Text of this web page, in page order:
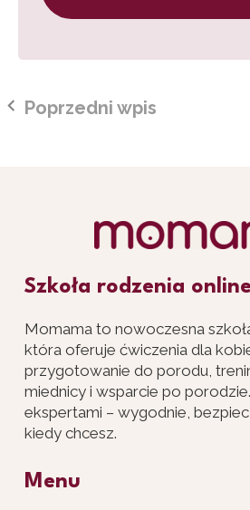
Poprzedni wpis
Szkoła rodzenia online
Momama to nowoczesna
która oferuje ćwiczenia dla
przygotowanie do porodu,
miednicy i wsparcie po
ekspertami – wygodnie,
kiedy chcesz.
Menu